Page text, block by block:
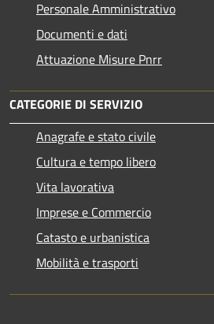
Personale Amministrativo
Documenti e dati
Attuazione Misure Pnrr
CATEGORIE DI SERVIZIO
Anagrafe e stato civile
Cultura e tempo libero
Vita lavorativa
Imprese e Commercio
Catasto e urbanistica
Mobilità e trasporti